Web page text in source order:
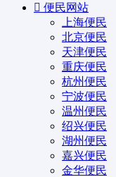
便民网站
上海便民
北京便民
天津便民
重庆便民
杭州便民
宁波便民
温州便民
绍兴便民
湖州便民
嘉兴便民
金华便民